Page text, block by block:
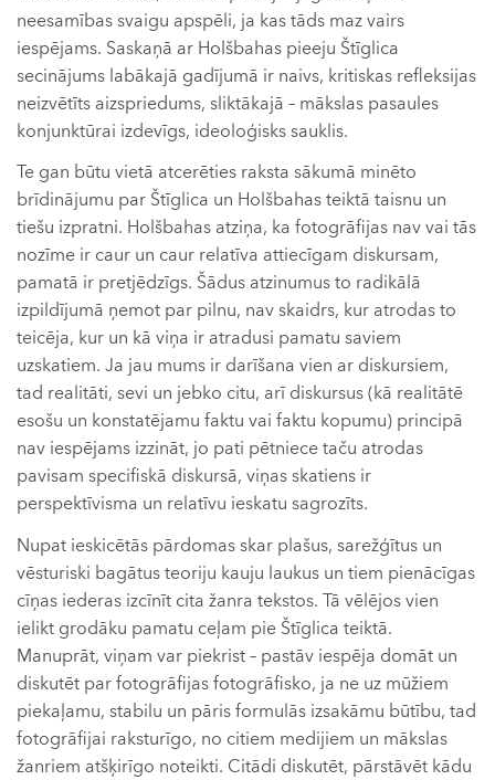
neesamības svaigu apspēli, ja kas tāds maz vairs
iespējams. Saskaņā ar Holšbahas pieeju Štīglica
secinājums labākajā gadījumā ir naivs, kritiskas refleksijas
neizvētīts aizspriedums, sliktākajā – mākslas pasaules
konjunktūrai izdevīgs, ideoloģisks sauklis.
Te gan būtu vietā atcerēties raksta sākumā minēto
brīdinājumu par Štīglica un Holšbahas teiktā taisnu un
tiešu izpratni. Holšbahas atziņa, ka fotogrāfijas nav vai tās
nozīme ir caur un caur relatīva attiecīgam diskursam,
pamatā ir pretjēdzīgs. Šādus atzinumus to radikālā
izpildījumā ņemot par pilnu, nav skaidrs, kur atrodas to
teicēja, kur un kā viņa ir atradusi pamatu saviem
uzskatiem. Ja jau mums ir darīšana vien ar diskursiem,
tad realitāti, sevi un jebko citu, arī diskursus (kā realitātē
esošu un konstatējamu faktu vai faktu kopumu) principā
nav iespējams izzināt, jo pati pētniece taču atrodas
pavisam specifiskā diskursā, viņas skatiens ir
perspektīvisma un relatīvu ieskatu sagrozīts.
Nupat ieskicētās pārdomas skar plašus, sarežģītus un
vēsturiski bagātus teoriju kauju laukus un tiem pienācīgas
cīņas iederas izcīnīt cita žanra tekstos. Tā vēlējos vien
ielikt grodāku pamatu ceļam pie Štīglica teiktā.
Manuprāt, viņam var piekrist – pastāv iespēja domāt un
diskutēt par fotogrāfijas fotogrāfisko, ja ne uz mūžiem
piekaļamu, stabilu un pāris formulās izsakāmu būtību, tad
fotogrāfijai raksturīgo, no citiem medijiem un mākslas
žanriem atšķirīgo noteikti. Citādi diskutēt, pārstāvēt kādu